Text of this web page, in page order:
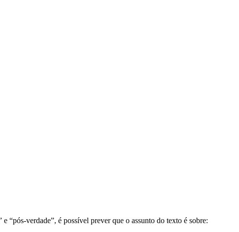
“pós-verdade”, é possível prever que o assunto do texto é sobre: